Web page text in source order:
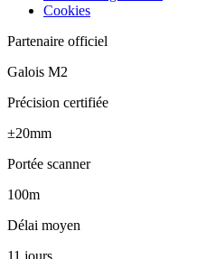
Cookies
Partenaire officiel
Galois M2
Précision certifiée
±20mm
Portée scanner
100m
Délai moyen
11 jours